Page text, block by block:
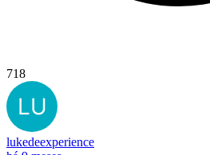
718
lukedeexperience